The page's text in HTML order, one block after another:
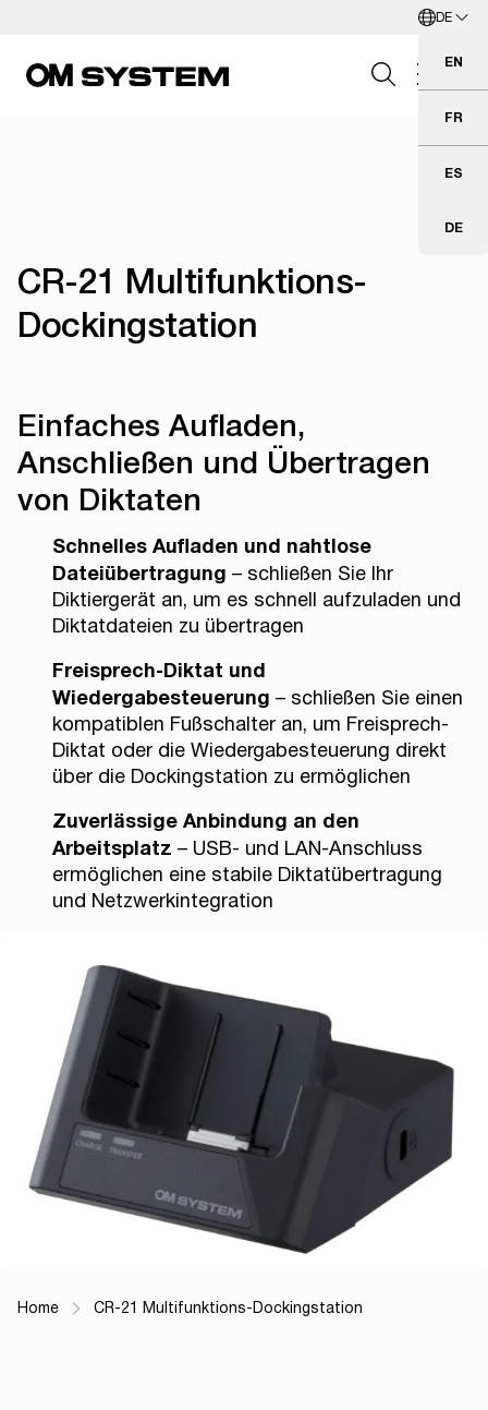
DE
Deutsch
EN
FR
ES
DE
CR-21 Multifunktions-
Dockingstation
Einfaches Aufladen,
Anschließen und Übertragen
von Diktaten
Schnelles Aufladen und nahtlose
Dateiübertragung – schließen Sie Ihr
Diktiergerät an, um es schnell aufzuladen und
Diktatdateien zu übertragen
Freisprech-Diktat und
Wiedergabesteuerung – schließen Sie einen
kompatiblen Fußschalter an, um Freisprech-
Diktat oder die Wiedergabesteuerung direkt
über die Dockingstation zu ermöglichen
Zuverlässige Anbindung an den
Arbeitsplatz – USB- und LAN-Anschluss
ermöglichen eine stabile Diktatübertragung
und Netzwerkintegration
Breadcrumb Navigation
Home CR-21 Multifunktions-Dockingstation